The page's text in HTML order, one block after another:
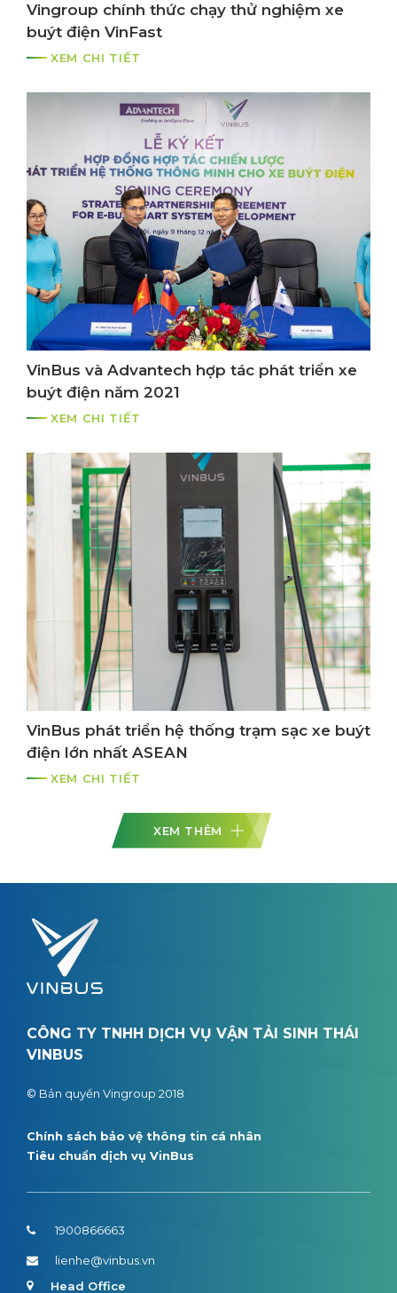
Vingroup chính thức chạy thử nghiệm xe
buýt điện VinFast
XEM CHI TIẾT
VinBus và Advantech hợp tác phát triển xe
buýt điện năm 2021
XEM CHI TIẾT
VinBus phát triển hệ thống trạm sạc xe buýt
điện lớn nhất ASEAN
XEM CHI TIẾT
XEM THÊM
CÔNG TY TNHH DỊCH VỤ VẬN TẢI SINH THÁI
VINBUS
© Bản quyền Vingroup 2018
Chính sách bảo vệ thông tin cá nhân
Tiêu chuẩn dịch vụ VinBus
1900866663
lienhe@vinbus.vn
Head Office